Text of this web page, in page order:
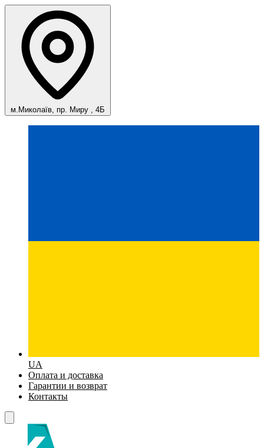
м.Миколаїв, пр. Миру , 4Б
UA
Оплата и доставка
Гарантии и возврат
Контакты